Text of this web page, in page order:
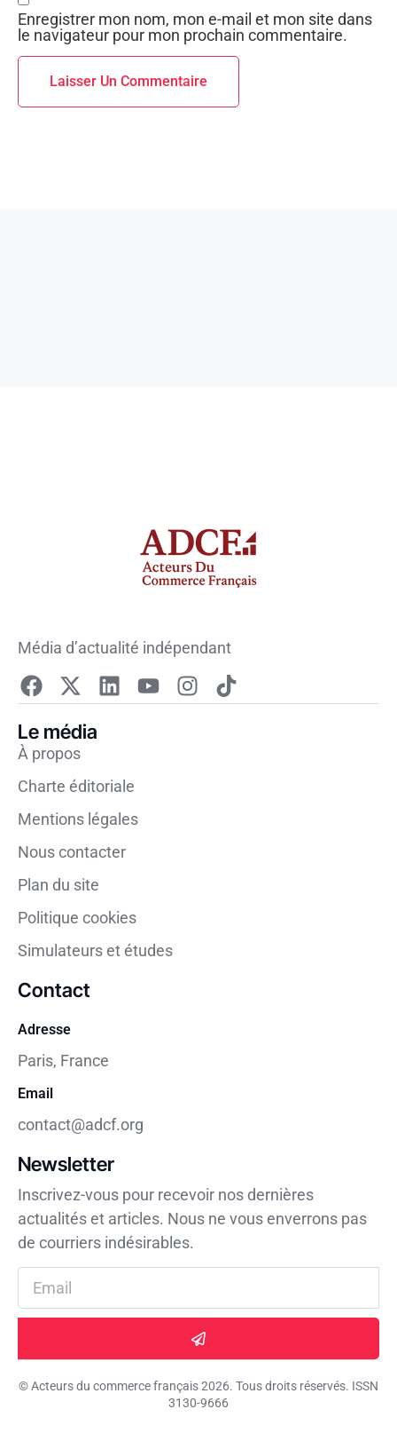
Enregistrer mon nom, mon e-mail et mon site dans
le navigateur pour mon prochain commentaire.
Média d’actualité indépendant
Le média
À propos
Charte éditoriale
Mentions légales
Nous contacter
Plan du site
Politique cookies
Simulateurs et études
Contact
Adresse
Paris, France
Email
contact@adcf.org
Newsletter
Inscrivez-vous pour recevoir nos dernières
actualités et articles. Nous ne vous enverrons pas
de courriers indésirables.
© Acteurs du commerce français 2026. Tous droits réservés. ISSN
3130-9666